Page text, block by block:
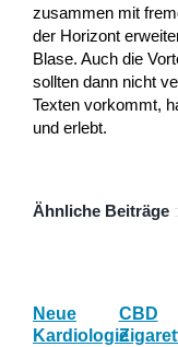
zusammen mit
der Horizont
Blase. Auch die
sollten dann nicht
Texten vorkommt,
und erlebt.
Ähnliche Beiträge
Neue
Kardiologie
CBD